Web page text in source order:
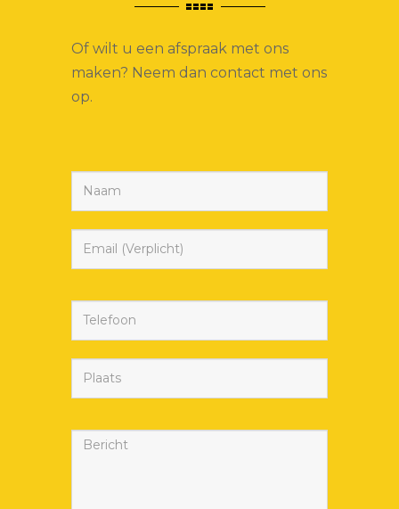
Of wilt u een afspraak met ons
maken? Neem dan contact met ons
op.